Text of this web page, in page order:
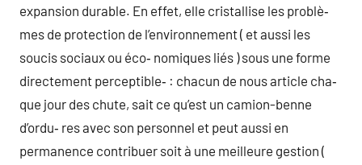
expansion durable. En effet, elle cristallise les problè‑
mes de protection de l’environnement ( et aussi les
soucis sociaux ou éco‑ nomiques liés ) sous une forme
directement perceptible‑ : chacun de nous article cha‑
que jour des chute, sait ce qu’est un camion-benne
d’ordu‑ res avec son personnel et peut aussi en
permanence contribuer soit à une meilleure gestion (